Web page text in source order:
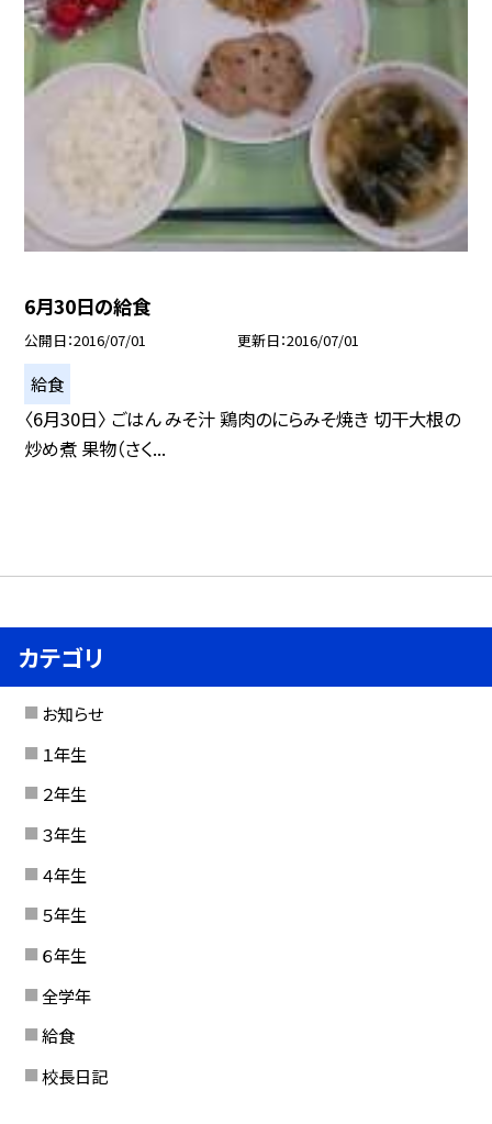
6月30日の給食
公開日 2016/07/01 更新日 2016/07/01
給食
〈6月30日〉 ごはん みそ汁 鶏肉のにらみそ焼き 切干大根の
炒め煮 果物（さく...
カテゴリ
お知らせ
１年生
２年生
３年生
４年生
５年生
６年生
全学年
給食
校長日記